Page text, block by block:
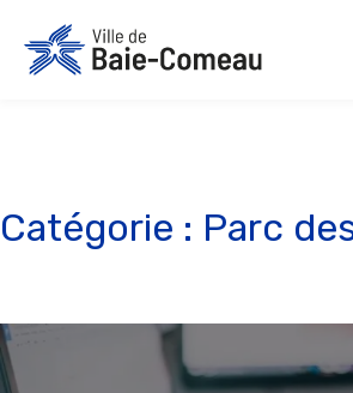
contenu
Catégorie : Parc